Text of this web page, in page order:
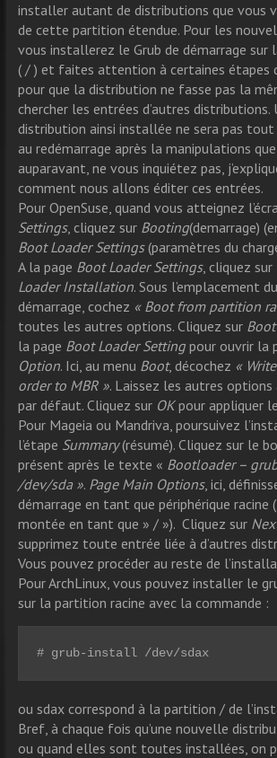
installer autant de distributions que vous
de cette partition étendue. Pour les
vous installerez le Grub de démarrage sur
( / ) et faites attention à certaines étapes
pour que la distribution ne fasse pas la
chercher les entrées d’autres distributions.
distribution ainsi installée ne sera pas tout
au redémarrage après la manipulations
auparavant, ne vous inquiétez pas,
comment nous allons éditer ces entrées.
Pour OpenSuse, quand vous atteignez
Settings, cliquez sur Booting(demarrage)
Boot Loader Settings(paramètres du
A la page Boot Loader Settings, cliquez sur
Loader Installation. Sous l’emplacement
démarrage, cochez « Boot from partition
toutes les autres options. Cliquez sur
la page Boot Loader Settingpour ouvrir la
Option. Ici, au menu Boot, décochez «
order to MBR ». Laissez les autres options
par défaut. Cliquez sur OKpour appliquer
Pour Mageia ou Mandriva, poursuivez
l’étape Summary(résumé). Cliquez sur le
présent après le texte « Bootloader –
/dev/sda ». Page Main Options, ici,
démarrage en tant que périphérique racine
montée en tant que » / »). Cliquez sur
supprimez toute entrée liée à d’autres
Vous pouvez procéder au reste de
Pour ArchLinux, vous pouvez installer le
sur la partition racine avec la commande :
# grub-install /dev/sdax
ou sdax correspond à la partition / de
Bref, à chaque fois qu’une nouvelle
ou quand elles sont toutes installées, on